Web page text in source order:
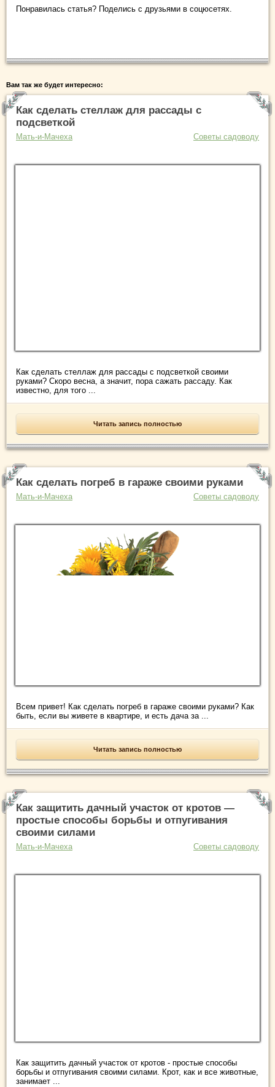
Понравилась статья? Поделись с друзьями в соцюсетях.
Вам так же будет интересно:
Как сделать стеллаж для рассады с
подсветкой
Мать-и-Мачеха Советы садоводу
Как сделать стеллаж для рассады с подсветкой своими
руками? Скоро весна, а значит, пора сажать рассаду. Как
известно, для того ...
Читать запись полностью
Как сделать погреб в гараже своими руками
Мать-и-Мачеха Советы садоводу
Всем привет! Как сделать погреб в гараже своими руками? Как
быть, если вы живете в квартире, и есть дача за ...
Читать запись полностью
Как защитить дачный участок от кротов —
простые способы борьбы и отпугивания
своими силами
Мать-и-Мачеха Советы садоводу
Как защитить дачный участок от кротов - простые способы
борьбы и отпугивания своими силами. Крот, как и все животные,
занимает ...